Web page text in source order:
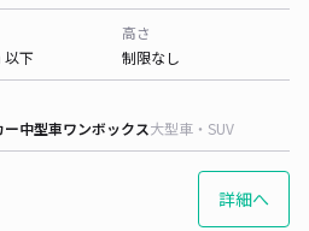
以下
高さ
制限なし
ー中型車ワンボックス大型車・SUV
詳細へ